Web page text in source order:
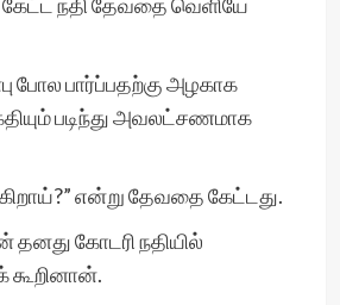
போல பார்ப்பதற்கு அழகாக
படிந்து அவலட்சணமாக
என்று தேவதை கேட்டது.
தனது கோடரி நதியில்
கூறினான்.